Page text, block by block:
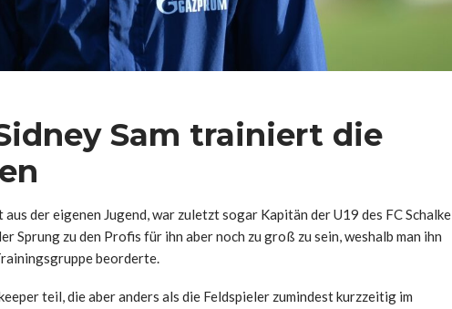
Sam trainiert die
der eigenen Jugend, war zuletzt sogar Kapitän der U19 des FC Schalke
Sprung zu den Profis für ihn aber noch zu groß zu sein, weshalb man ihn
beorderte.
teil, die aber anders als die Feldspieler zumindest kurzzeitig im